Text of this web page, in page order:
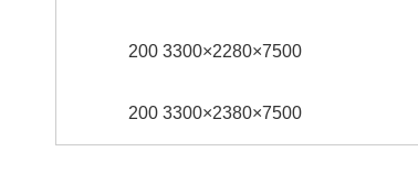
7500×2280×3300
200
7500×2380×3300
200